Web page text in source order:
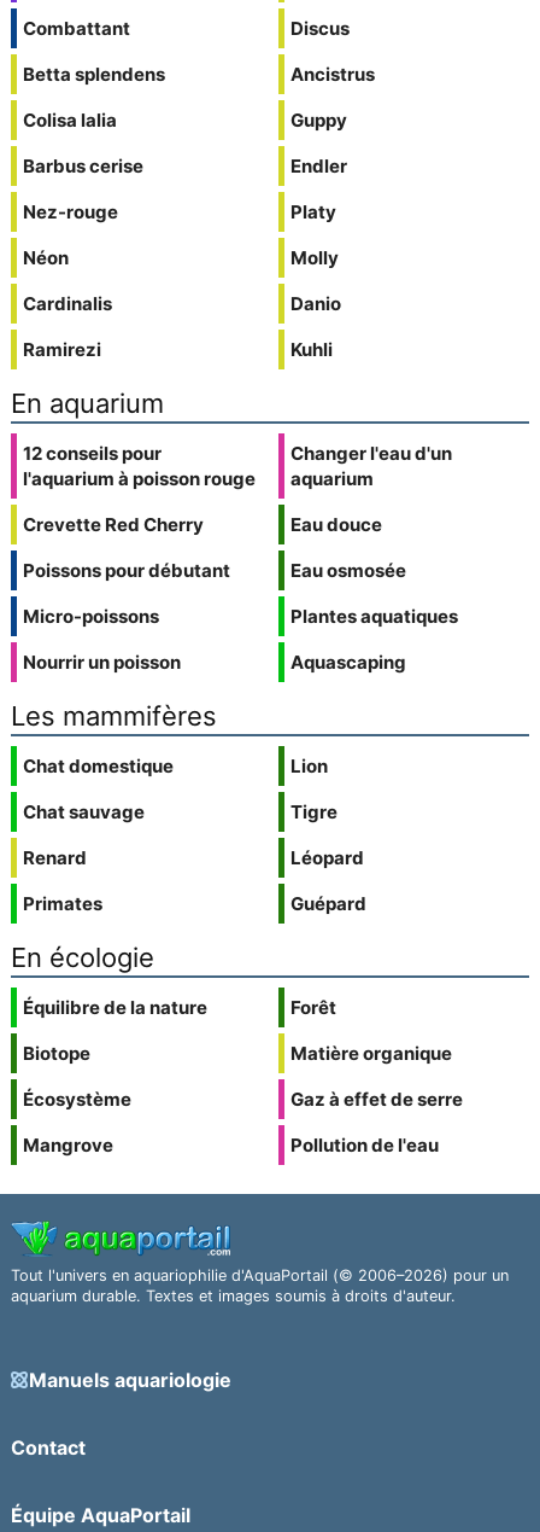
Combattant
Betta splendens
Colisa lalia
Barbus cerise
Nez-rouge
Néon
Cardinalis
Ramirezi
Discus
Ancistrus
Guppy
Endler
Platy
Molly
Danio
Kuhli
En aquarium
12 conseils pour
l'aquarium à poisson rouge
Crevette Red Cherry
Poissons pour débutant
Micro-poissons
Nourrir un poisson
Changer l'eau d'un
aquarium
Eau douce
Eau osmosée
Plantes aquatiques
Aquascaping
Les mammifères
Chat domestique
Chat sauvage
Renard
Primates
Lion
Tigre
Léopard
Guépard
En écologie
Équilibre de la nature
Biotope
Écosystème
Mangrove
Forêt
Matière organique
Gaz à effet de serre
Pollution de l'eau
Tout l'univers en aquariophilie d'AquaPortail (© 2006–2026) pour un
aquarium durable. Textes et images soumis à droits d'auteur.
Manuels aquariologie
Contact
Équipe AquaPortail